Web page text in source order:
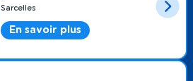
Sarcelles
En savoir plus